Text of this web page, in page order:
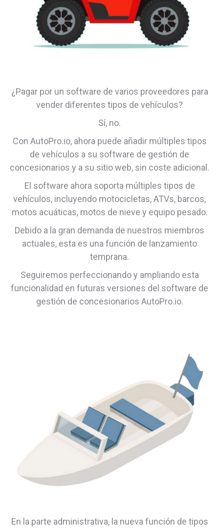
¿Pagar por un software de varios proveedores para
vender diferentes tipos de vehículos?
Sí, no.
Con AutoPro.io, ahora puede añadir múltiples tipos
de vehículos a su software de gestión de
concesionarios y a su sitio web, sin coste adicional.
El software ahora soporta múltiples tipos de
vehículos, incluyendo motocicletas, ATVs, barcos,
motos acuáticas, motos de nieve y equipo pesado.
Debido a la gran demanda de nuestros miembros
actuales, esta es una función de lanzamiento
temprana.
Seguiremos perfeccionando y ampliando esta
funcionalidad en futuras versiones del software de
gestión de concesionarios AutoPro.io.
En la parte administrativa, la nueva función de tipos